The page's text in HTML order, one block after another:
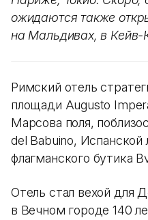
ожидаются также
на Мальдивах, в Кейв-
Римский отель
площади Augusto
Марсова поля,
del Babuino, Испанской
флагманского бутика
Отель стал вехой для
в Вечном городе 140